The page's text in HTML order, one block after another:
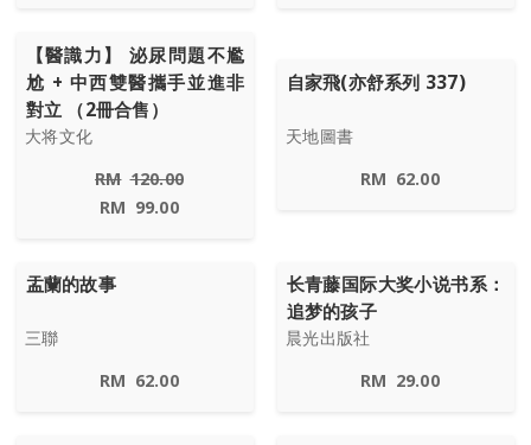
【醫識力】 泌尿問題不尷
尬 + 中西雙醫攜手並進非
對立 （2冊合售）
大将文化
RM 120.00
RM 99.00
自家飛(亦舒系列 337)
天地圖書
RM 62.00
盂蘭的故事
三聯
RM 62.00
长青藤国际大奖小说书系：
追梦的孩子
晨光出版社
RM 29.00